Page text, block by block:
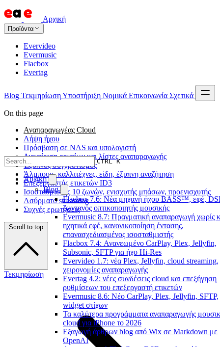
Αρχική
Προϊόντα
Evervideo
Evermusic
Flacbox
Evertag
Blog ΤεκμηρίωσηΥποστήριξη Νομικά Επικοινωνία Σχετικά
CTRL K
Αρχική
Blog
Flacbox 7.6: Νέα μηχανή ήχου BASS™, εφέ,
ζωντανός οπτικοποιητής μουσικής
Evermusic 8.7: Πραγματική αναπαραγωγή χωρίς
ηχητικά εφέ, κανονικοποίηση έντασης,
επανασχεδιασμένος ισοσταθμιστής
Flacbox 7.4: Ανανεωμένο CarPlay, Plex, Jellyfin,
Subsonic, SFTP για ήχο Hi-Res
Evervideo 1.7: νέα Plex, Jellyfin, cloud streaming,
χειρονομίες αναπαραγωγής
Evertag 4.2: νέες συνδέσεις cloud και επεξήγηση
ρυθμίσεων του επεξεργαστή ετικετών
Evermusic 8.6: Νέο CarPlay, Plex, Jellyfin, SFTP,
widget στίχων
Τα καλύτερα προγράμματα αναπαραγωγής
cloud για iPhone το 2026
Εξαγωγή άρθρων blog από Wix σε Markdown με
OpenAI
On this page
Αναπαραγωγέας Cloud
Λήψη ήχου
Πρόσβαση σε NAS και υπολογιστή
Διαχείριση αρχείων και λίστες αναπαραγωγής
Έξυπνος συγχρονισμός
Άλμπουμ, καλλιτέχνες, είδη, έξυπνη αναζήτηση
Επεξεργαστής ετικετών ID3
Ισοσταθμιστής 10 ζωνών, ενισχυτής μπάσων, προενισχυτής
Ασύρματο streaming
Συχνές ερωτήσεις
Scroll to top
Τεκμηρίωση